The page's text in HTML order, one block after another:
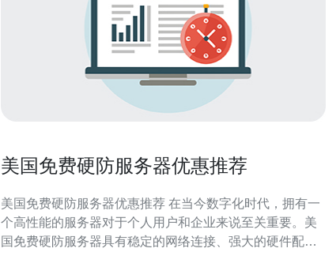
美国免费硬防服务器优惠推荐
美国免费硬防服务器优惠推荐 在当今数字化时代，拥有一
个高性能的服务器对于个人用户和企业来说至关重要。美
国免费硬防服务器具有稳定的网络连接、强大的硬件配置